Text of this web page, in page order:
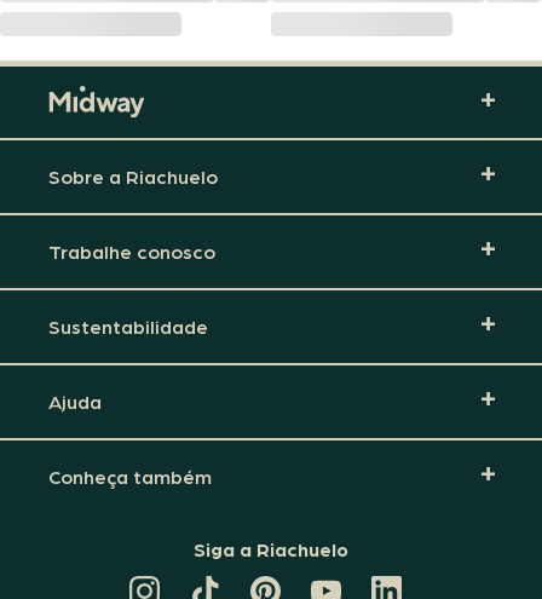
Sobre a Riachuelo
Trabalhe conosco
Sustentabilidade
Ajuda
Conheça também
Siga a Riachuelo
CANAL